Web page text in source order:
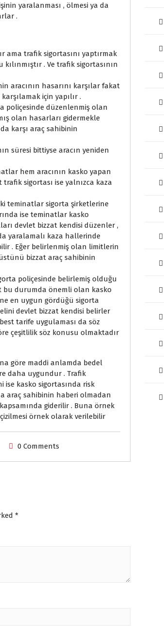
yaralanması , ölmesi ya da
.
ama trafik sigortasını yaptırmak
. Ve trafik sigortasının
aracının hasarını karşılar fakat
için yapılır .
poliçesinde düzenlenmiş olan
olan hasarları gidermekle
karşı araç sahibinin
süresi bittiyse aracın yeniden
hem aracının kasko yapan
sigortası ise yalnızca kaza
teminatlar sigorta şirketlerine
ise teminatlar kasko
devlet bizzat kendisi düzenler ,
yaralamalı kaza hallerinde
. Eğer belirlenmiş olan limitlerin
bizzat araç sahibinin
poliçesinde belirlemiş olduğu
bu durumda önemli olan kasko
en uygun gördüğü sigorta
devlet bizzat kendisi belirler
tarife uygulaması da söz
çeşitlilik söz konusu olmaktadır
göre maddi anlamda bedel
daha uygundur . Trafik
ise kasko sigortasında risk
araç sahibinin haberi olmadan
giderilir . Buna örnek
örnek olarak verilebilir
0 Comments
*